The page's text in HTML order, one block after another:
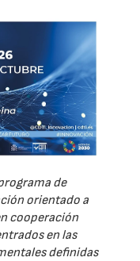
de
orientado a
cooperación
en las
definidas